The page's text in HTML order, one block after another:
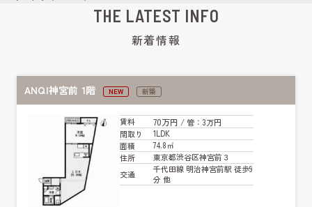
THE LATEST INFO
新着情報
ANQI神宮前 1階 NEW 新築
賃料 70万円 / 管：3万円
間取り
1LDK
面積
74.8㎡
住所
東京都渋谷区神宮前３
交通
千代田線 明治神宮前駅 徒歩9
分 他